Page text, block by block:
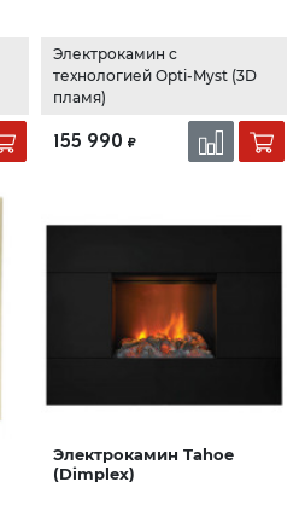
Электрокамин с
технологией Opti-Myst (3D
пламя)
155 990 ₽
Электрокамин Tahoe
(Dimplex)